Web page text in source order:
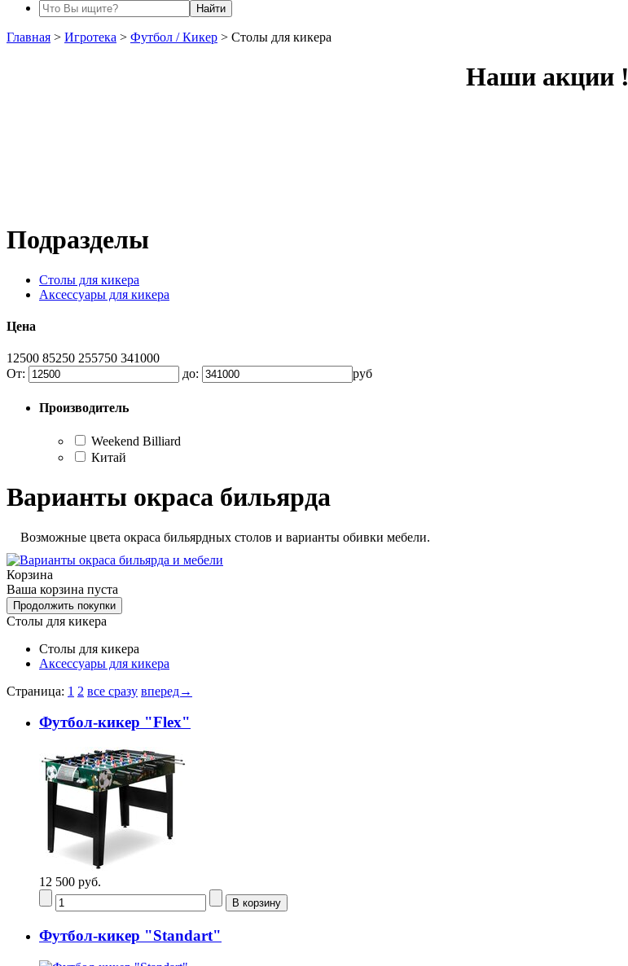
Главная > Игротека > Футбол / Кикер > Столы для кикера
Наши акции !
Подразделы
Столы для кикера
Аксессуары для кикера
Цена
12500 85250 255750 341000
От:
до: руб
Производитель
Weekend Billiard
Китай
Варианты окраса бильярда
Возможные цвета окраса бильярдных столов и варианты обивки мебели.
Корзина
Ваша корзина пуста
Столы для кикера
Столы для кикера
Аксессуары для кикера
Страница: 1 2 все сразу вперед→
Футбол-кикер "Flex"
12 500 руб.
Футбол-кикер "Standart"